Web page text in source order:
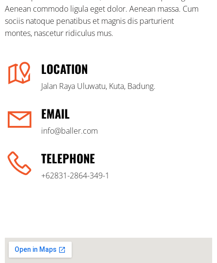
Aenean commodo ligula eget dolor. Aenean massa. Cum
sociis natoque penatibus et magnis dis parturient
montes, nascetur ridiculus mus.
LOCATION
Jalan Raya Uluwatu, Kuta, Badung.
EMAIL
info@baller.com
TELEPHONE
+62831-2864-349-1